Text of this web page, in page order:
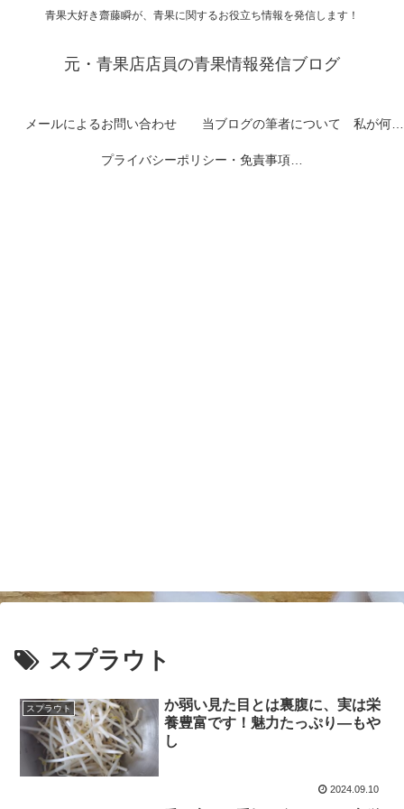
青果大好き齋藤瞬が、青果に関するお役立ち情報を発信します！
元・青果店店員の青果情報発信ブログ
メールによるお問い合わせ 当ブログの筆者について 私が何者なのかを紹介します
プライバシーポリシー・免責事項など
スプラウト
スプラウト
か弱い見た目とは裏腹に、実は栄
養豊富です！魅力たっぷり―もや
し
2024.09.10